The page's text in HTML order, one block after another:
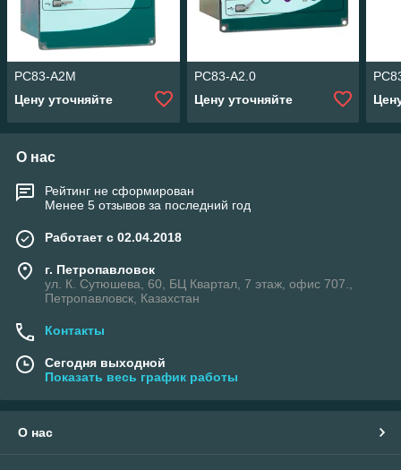
РС83-А2М
Цену уточняйте
РС83-А2.0
Цену уточняйте
О нас
Рейтинг не сформирован
Менее 5 отзывов за последний год
Работает с 02.04.2018
г. Петропавловск
ул. К. Сутюшева, 60, БЦ Квартал, 7 этаж, офис 707.,
Петропавловск, Казахстан
Контакты
Сегодня выходной
Показать весь график работы
О нас